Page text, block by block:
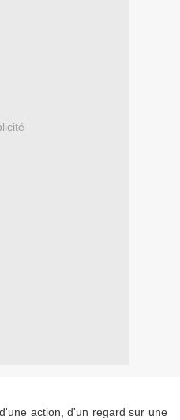
action, d'un regard sur une